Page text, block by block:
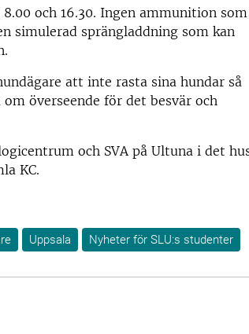
och 16.30. Ingen ammunition som
simulerad sprängladdning som kan
att inte rasta sina hundar så
överseende för det besvär och
och SVA på Ultuna i det
KC.
Uppsala Nyheter för SLU:s studenter